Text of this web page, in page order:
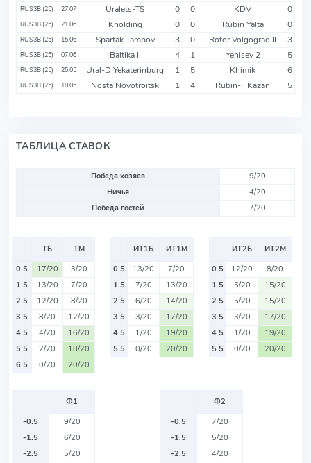
RUS3B (25) 27.07 Uralets-TS 0 0 KDV 0
RUS3B (25) 21.06 Kholding 0 0 Rubin Yalta 0
RUS3B (25) 15.06 Spartak Tambov 3 0 Rotor Volgograd II 3
RUS3B (25) 07.06 Baltika II 4 1 Yenisey 2 5
RUS3B (25) 25.05 Ural-D Yekaterinburg 1 5 Khimik 6
RUS3B (25) 18.05 Nosta Novotroitsk 1 4 Rubin-II Kazan 5
ТАБЛИЦА СТАВОК
Победа хозяев
9/20
Ничья
4/20
Победа гостей
7/20
ТБ
ТМ
0.5
17/20
3/20
1.5
13/20
7/20
2.5
12/20
8/20
3.5
8/20
12/20
4.5
4/20
16/20
5.5
2/20
18/20
6.5
0/20 20/20
ИТ1Б
ИТ1М
0.5
13/20
7/20
1.5
7/20
13/20
2.5
6/20
14/20
3.5
3/20
17/20
4.5
1/20
19/20
5.5
0/20 20/20
ИТ2Б
ИТ2М
0.5
12/20
8/20
1.5
5/20
15/20
2.5
5/20
15/20
3.5
3/20
17/20
4.5
1/20
19/20
5.5
0/20 20/20
Ф1
-0.5
9/20
-1.5
6/20
-2.5
5/20
Ф2
-0.5
7/20
-1.5
5/20
-2.5
4/20